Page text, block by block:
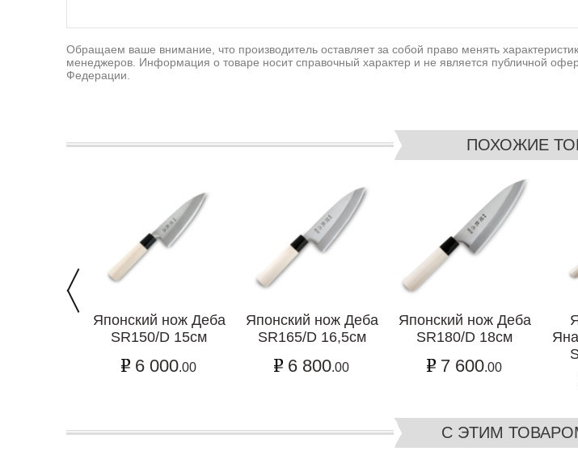
Обращаем ваше внимание, что производитель оставляет за собой право менять
менеджеров. Информация о товаре носит справочный характер и не является публичной
Федерации.
ПОХОЖИЕ
Японский нож Деба
SR150/D 15см
6 000.00
Японский нож Деба
SR165/D 16,5см
6 800.00
Японский нож Деба
SR180/D 18см
7 600.00
С ЭТИМ